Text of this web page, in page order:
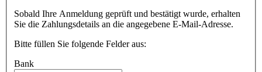
Sobald Ihre Anmeldung geprüft und bestätigt wurde, erhalten
Sie die Zahlungsdetails an die angegebene E-Mail-Adresse.
Bitte füllen Sie folgende Felder aus:
Bank